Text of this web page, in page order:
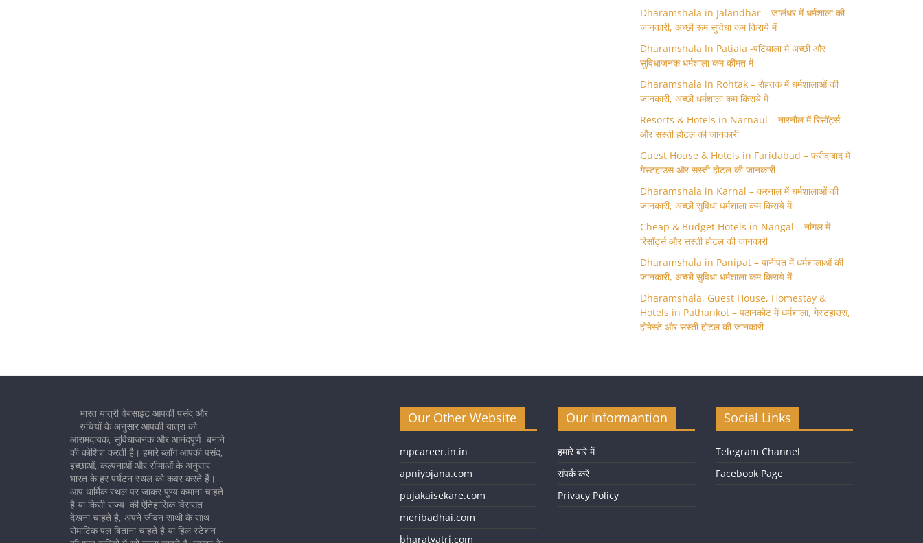
Dharamshala in Jalandhar – जालंधर में धर्मशाला की
जानकारी, अच्छी रूम सुविधा कम किराये में
Dharamshala In Patiala -पटियाला में अच्छी और
सुविधाजनक धर्मशाला कम कीमत में
Dharamshala in Rohtak – रोहतक में धर्मशालाओं की
जानकारी, अच्छी धर्मशाला कम किराये में
Resorts & Hotels in Narnaul – नारनौल में रिसॉर्ट्स
और सस्ती होटल की जानकारी
Guest House & Hotels in Faridabad – फरीदाबाद में
गेस्टहाउस और सस्ती होटल की जानकारी
Dharamshala in Karnal – करनाल में धर्मशालाओं की
जानकारी, अच्छी सुविधा धर्मशाला कम किराये में
Cheap & Budget Hotels in Nangal – नांगल में
रिसॉर्ट्स और सस्ती होटल की जानकारी
Dharamshala in Panipat – पानीपत में धर्मशालाओं की
जानकारी, अच्छी सुविधा धर्मशाला कम किराये में
Dharamshala, Guest House, Homestay &
Hotels in Pathankot – पठानकोट में धर्मशाला, गेस्टहाउस,
होमेस्टे और सस्ती होटल की जानकारी
भारत यात्री वेबसाइट आपकी पसंद और
रुचियों के अनुसार आपकी यात्रा को
आरामदायक, सुविधाजनक और आनंदपूर्ण बनाने
की कोशिश करती है। हमारे ब्लॉग आपकी पसंद,
इच्छाओं, कल्पनाओं और सीमाओं के अनुसार
भारत के हर पर्यटन स्थल को कवर करते हैं।
आप धार्मिक स्थल पर जाकर पुण्य कमाना चाहते
है या किसी राज्य की ऐतिहासिक विरासत
देखना चाहते है, अपने जीवन साथी के साथ
रोमांटिक पल बिताना चाहते है या हिल स्टेशन
Our Other Website
mpcareer.in.in
apniyojana.com
pujakaisekare.com
meribadhai.com
bharatyatri.com
Our Informantion
हमारे बारे में
संपर्क करें
Privacy Policy
Social Links
Telegram Channel
Facebook Page